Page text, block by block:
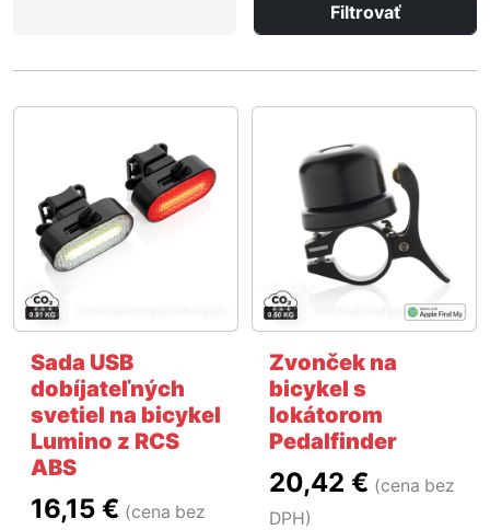
Filtrovať
Sada USB
dobíjateľných
svetiel na bicykel
Lumino z RCS
ABS
16,15 € (cena bez
Zvonček na
bicykel s
lokátorom
Pedalfinder
20,42 € (cena bez
DPH)